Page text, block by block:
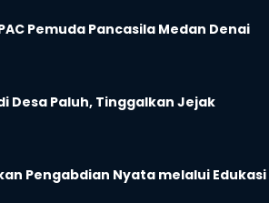
Pemuda Pancasila Medan Denai
Desa Paluh, Tinggalkan Jejak
Pengabdian Nyata melalui Edukasi